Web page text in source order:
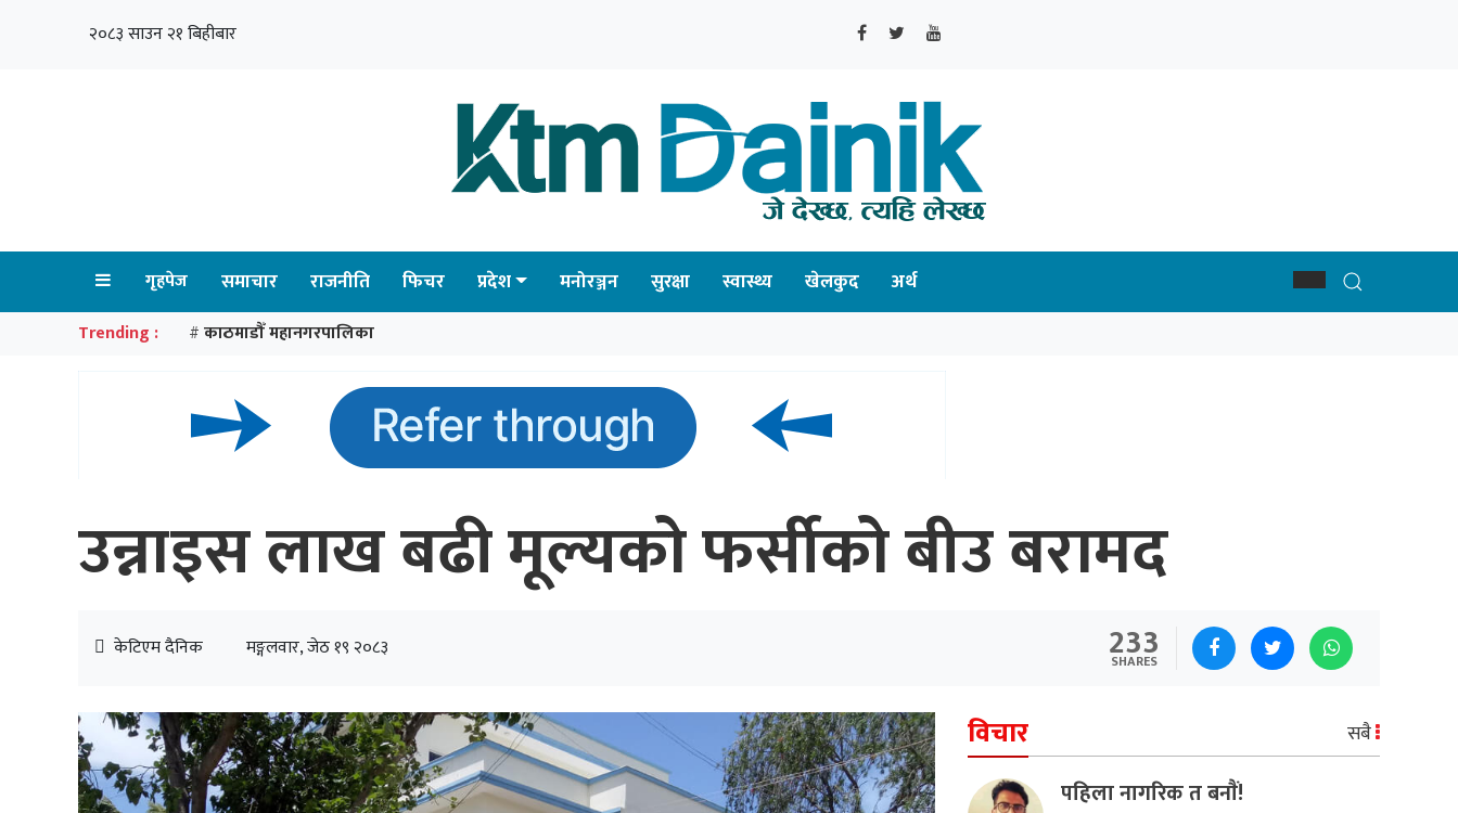
२०८३ साउन २१ बिहीबार
गृहपेज समाचार राजनीति फिचर प्रदेश मनोरञ्जन सुरक्षा स्वास्थ्य खेलकुद अर्थ
Trending : # काठमाडौँ महानगरपालिका
उन्नाइस लाख बढी मूल्यको फर्सीको बीउ बरामद
केटिएम दैनिक मङ्गलवार, जेठ १९ २०८३ 233
SHARES
विचार सबै
पहिला नागरिक त बनाैं!